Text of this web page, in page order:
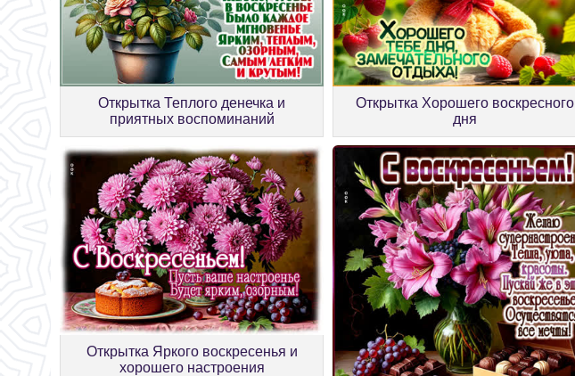
Открытка Теплого денечка и
приятных воспоминаний
Открытка Хорошего воскресного
дня
Открытка Яркого воскресенья и
хорошего настроения